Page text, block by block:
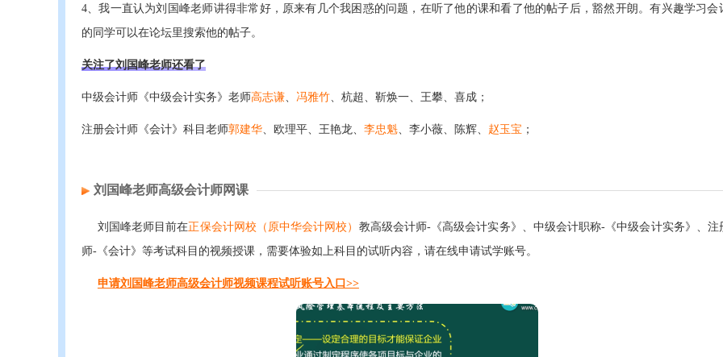
4、我一直认为刘国峰老师讲得非常好，原来有几个我困惑的问题，在听了他的课和看了他的帖子后，豁然开朗。有兴趣学习会
的同学可以在论坛里搜索他的帖子。
关注了刘国峰老师还看了
中级会计师《中级会计实务》老师高志谦、 冯雅竹、杭超、靳焕一、王攀、喜成；
注册会计师《会计》科目老师郭建华、欧理平、王艳龙、 李忠魁、李小薇、陈辉、 赵玉宝 ；
刘国峰老师高级会计师网课
刘国峰老师目前在正保会计网校（原中华会计网校） 教高级会计师-《高级会计实务》、中级会计职称-《中级会计实务》、注
师-《会计》等考试科目的视频授课，需要体验如上科目的试听内容，请在线申请试学账号。
申请刘国峰老师高级会计师视频课程试听账号入口>>